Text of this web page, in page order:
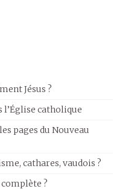
Jésus ?
l’Église catholique
pages du Nouveau
cathares, vaudois ?
?